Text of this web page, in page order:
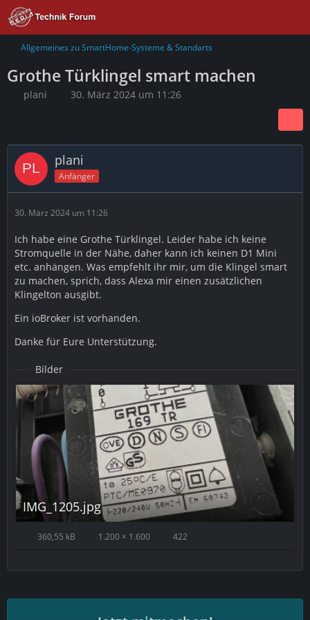
Allgemeines zu SmartHome-Systeme & Standarts
Grothe Türklingel smart machen
plani 30. März 2024 um 11:26
plani
Anfänger
30. März 2024 um 11:26
Ich habe eine Grothe Türklingel. Leider habe ich keine
Stromquelle in der Nähe, daher kann ich keinen D1 Mini
etc. anhängen. Was empfehlt ihr mir, um die Klingel smart
zu machen, sprich, dass Alexa mir einen zusätzlichen
Klingelton ausgibt.
Ein ioBroker ist vorhanden.
Danke für Eure Unterstützung.
Bilder
IMG_1205.jpg
360,55 kB 1.200 × 1.600 422